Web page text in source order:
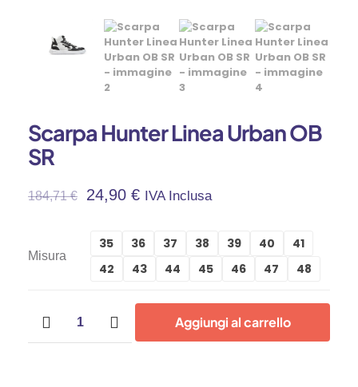
Scarpa Hunter Linea Urban OB
SR
184,71€
Il
Originale
184,71 €.
24,90 €Il
Attuale
24,90 €.
IVA Inclusa
Misura
35 36 37 38 39 40
41
42
43 44 45 46 47 48
Aggiungi al carrello